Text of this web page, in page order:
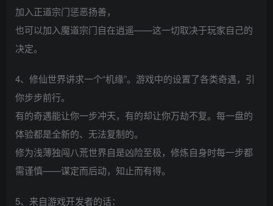
加入正道宗门惩恶扬善，
也可以加入魔道宗门自在逍遥——这一切取决于玩家自己的
决定。
4、修仙世界讲求一个“机缘”。游戏中的设置了各类奇遇，引
你步步前行。
有的奇遇能让你一步冲天，有的却让你万劫不复。每一盘的
体验都是全新的、无法复制的。
修为浅薄独闯八荒世界自是凶险至极，修炼自身时每一步都
需谨慎——谋定而后动，知止而有得。
5、来自游戏开发者的话：